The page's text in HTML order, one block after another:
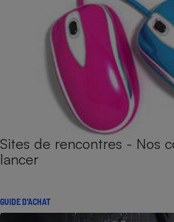
Sites de rencontres - Nos
lancer
GUIDE D'ACHAT